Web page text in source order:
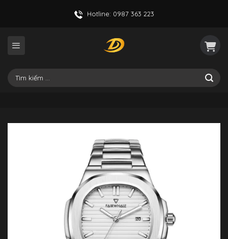
Hotline: 0987 363 223
Tìm
kiếm: